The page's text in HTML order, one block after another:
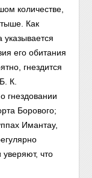
количестве,
Как
его обитания
гнездится
К.
гнездовании
Борового;
Имантау,
что